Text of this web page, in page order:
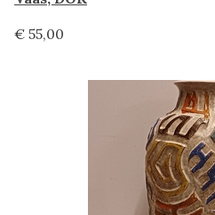
€ 55,00